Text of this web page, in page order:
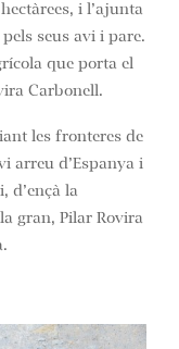
i l’ajunta
seus avi i pare.
que porta el
Carbonell.
les fronteres de
arreu d’Espanya i
d’ençà la
gran, Pilar Rovira